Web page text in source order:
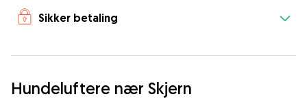
Sikker betaling
Hundeluftere nær Skjern